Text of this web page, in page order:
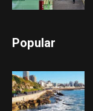
Popular